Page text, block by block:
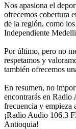
Nos apasiona el
ofrecemos cobertura
de la región, como
Independiente
Por último, pero no
respetamos y
también ofrecemos
En resumen, no
encontrarás en
frecuencia y empieza
¡Radio Audio 106.3
Antioquia!